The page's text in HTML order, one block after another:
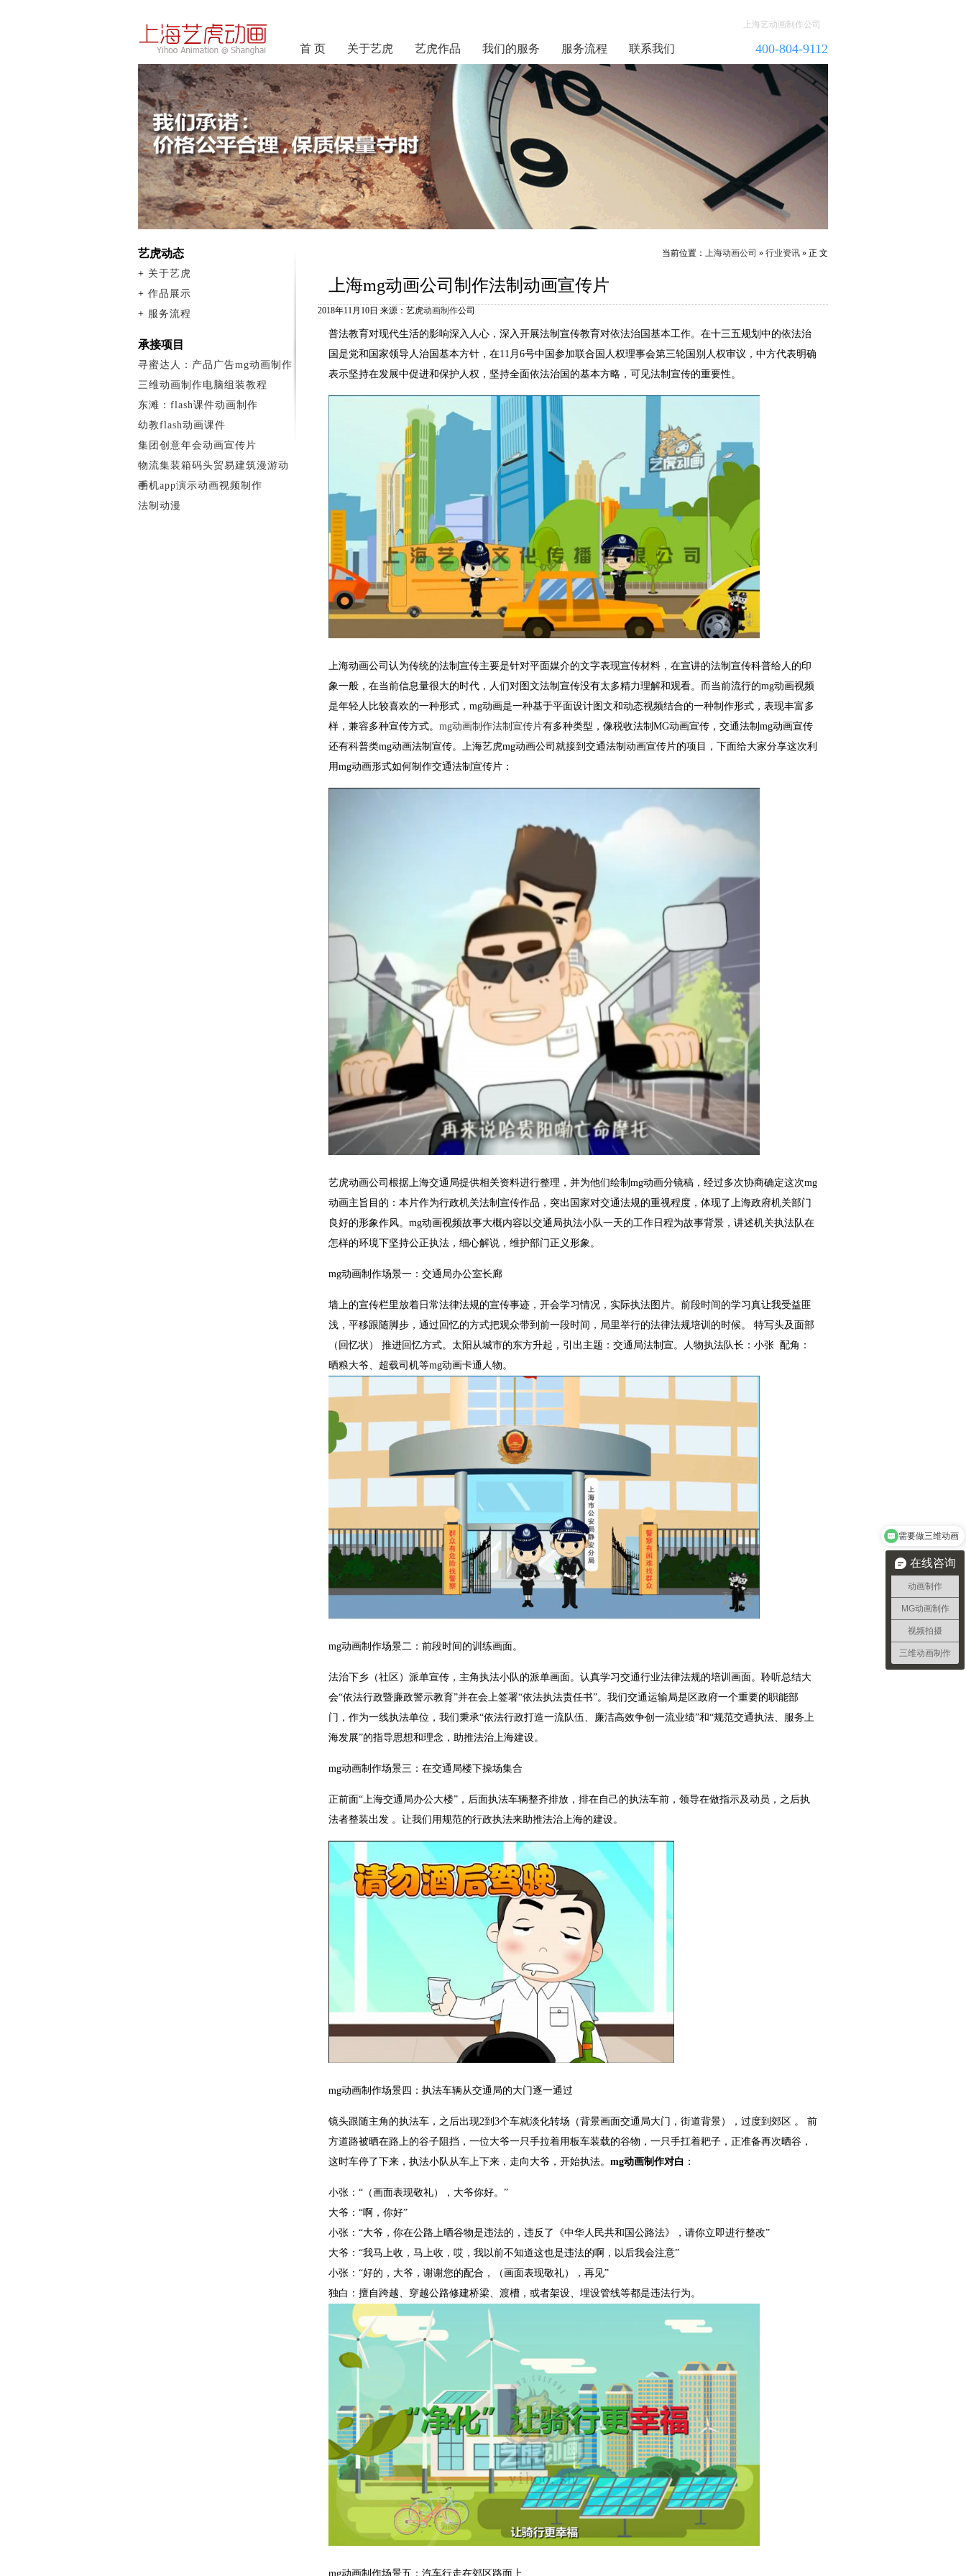
上海艺动画制作公司
首 页 关于艺虎 艺虎作品 我们的服务 服务流程 联系我们 400-804-9112
当前位置： 上海动画公司 » 行业资讯 » 正 文
上海mg动画公司制作法制动画宣传片
2018年11月10日 来源：艺虎动画制作公司
普法教育对现代生活的影响深入人心，深入开展法制宣传教育对依法治国基本工作。在十三五规划中的依法治
国是党和国家领导人治国基本方针，在11月6号中国参加联合国人权理事会第三轮国别人权审议，中方代表明确
表示坚持在发展中促进和保护人权，坚持全面依法治国的基本方略，可见法制宣传的重要性。
上海动画公司认为传统的法制宣传主要是针对平面媒介的文字表现宣传材料，在宣讲的法制宣传科普给人的印
象一般，在当前信息量很大的时代，人们对图文法制宣传没有太多精力理解和观看。而当前流行的mg动画视频
是年轻人比较喜欢的一种形式，mg动画是一种基于平面设计图文和动态视频结合的一种制作形式，表现丰富多
样，兼容多种宣传方式。 mg动画制作法制宣传片有多种类型，像税收法制MG动画宣传，交通法制mg动画宣传
还有科普类mg动画法制宣传。上海艺虎mg动画公司就接到交通法制动画宣传片的项目，下面给大家分享这次利
用mg动画形式如何制作交通法制宣传片：
艺虎动画公司根据上海交通局提供相关资料进行整理，并为他们绘制mg动画分镜稿，经过多次协商确定这次mg
动画主旨目的：本片作为行政机关法制宣传作品，突出国家对交通法规的重视程度，体现了上海政府机关部门
良好的形象作风。mg动画视频故事大概内容以交通局执法小队一天的工作日程为故事背景，讲述机关执法队在
怎样的环境下坚持公正执法，细心解说，维护部门正义形象。
mg动画制作场景一：交通局办公室长廊
墙上的宣传栏里放着日常法律法规的宣传事迹，开会学习情况，实际执法图片。前段时间的学习真让我受益匪
浅，平移跟随脚步，通过回忆的方式把观众带到前一段时间，局里举行的法律法规培训的时候。 特写头及面部
（回忆状） 推进回忆方式。太阳从城市的东方升起，引出主题：交通局法制宣。人物执法队长：小张 配角：
晒粮大爷、超载司机等mg动画卡通人物。
mg动画制作场景二：前段时间的训练画面。
法治下乡（社区）派单宣传，主角执法小队的派单画面。认真学习交通行业法律法规的培训画面。聆听总结大
会“依法行政暨廉政警示教育”并在会上签署“依法执法责任书”。我们交通运输局是区政府一个重要的职能部
门，作为一线执法单位，我们秉承“依法行政打造一流队伍、廉洁高效争创一流业绩”和“规范交通执法、服务上
海发展”的指导思想和理念，助推法治上海建设。
mg动画制作场景三：在交通局楼下操场集合
正前面“上海交通局办公大楼”，后面执法车辆整齐排放，排在自己的执法车前，领导在做指示及动员，之后执
法者整装出发 。让我们用规范的行政执法来助推法治上海的建设。
mg动画制作场景四：执法车辆从交通局的大门逐一通过
镜头跟随主角的执法车，之后出现2到3个车就淡化转场（背景画面交通局大门，街道背景），过度到郊区 。 前
方道路被晒在路上的谷子阻挡，一位大爷一只手拉着用板车装载的谷物，一只手扛着耙子，正准备再次晒谷，
这时车停了下来，执法小队从车上下来，走向大爷，开始执法。 mg动画制作对白 ：
小张：“（画面表现敬礼），大爷你好。”
大爷：“啊，你好”
小张：“大爷，你在公路上晒谷物是违法的，违反了《中华人民共和国公路法》，请你立即进行整改”
大爷：“我马上收，马上收，哎，我以前不知道这也是违法的啊，以后我会注意”
小张：“好的，大爷，谢谢您的配合，（画面表现敬礼），再见”
独白：擅自跨越、穿越公路修建桥梁、渡槽，或者架设、埋设管线等都是违法行为。
mg动画制作场景五：汽车行走在郊区路面上
艺虎动态
+ 关于艺虎
+ 作品展示
+ 服务流程
承接项目
寻蜜达人：产品广告mg动画制作
三维动画制作电脑组装教程
东滩：flash课件动画制作
幼教flash动画课件
集团创意年会动画宣传片
物流集装箱码头贸易建筑漫游动
画
手机app演示动画视频制作
法制动漫
在线咨询
动画制作
MG动画制作
视频拍摄
三维动画制作
三维动画的制作流程